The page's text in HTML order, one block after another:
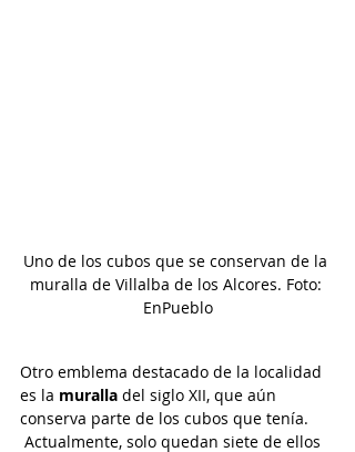
Uno de los cubos que se conservan de la
muralla de Villalba de los Alcores. Foto:
EnPueblo
Otro emblema destacado de la localidad
es la muralla del siglo XII, que aún
conserva parte de los cubos que tenía.
Actualmente, solo quedan siete de ellos